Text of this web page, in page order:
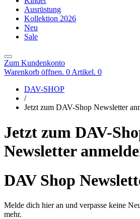
Ausrüstung
Kollektion 2026
Neu
Sale
Zum Kundenkonto
Warenkorb öffnen. 0 Artikel. 0
DAV-SHOP
/
Jetzt zum DAV-Shop Newsletter
Jetzt zum DAV-
Newsletter
DAV Shop
Melde dich hier an und verpasse keine
mehr.